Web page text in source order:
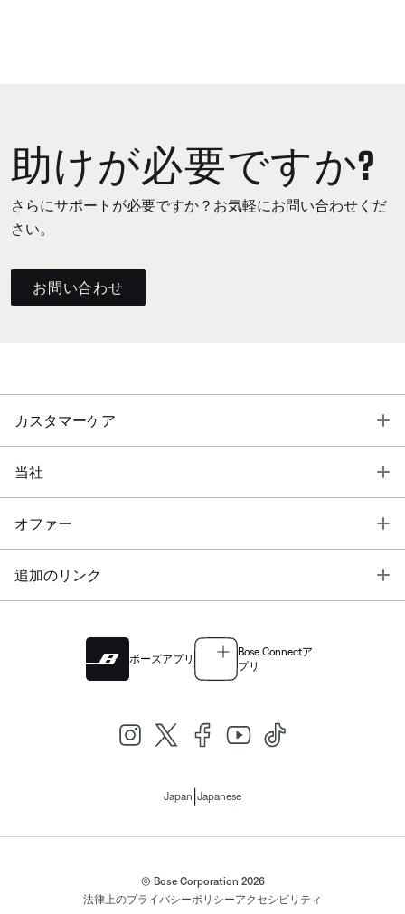
助けが必要ですか?
さらにサポートが必要ですか？お気軽にお問い合わせくだ
さい。
お問い合わせ
カスタマーケア
当社
オファー
追加のリンク
ボーズアプリ
Bose Connectア
プリ
Japan Japanese
© Bose Corporation 2026
法律上のプライバシーポリシーアクセシビリティ